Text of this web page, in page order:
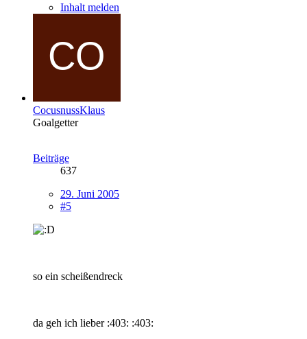
Inhalt melden
CocusnussKlaus
Goalgetter
Beiträge
637
29. Juni 2005
#5
so ein scheißendreck
da geh ich lieber :403: :403: